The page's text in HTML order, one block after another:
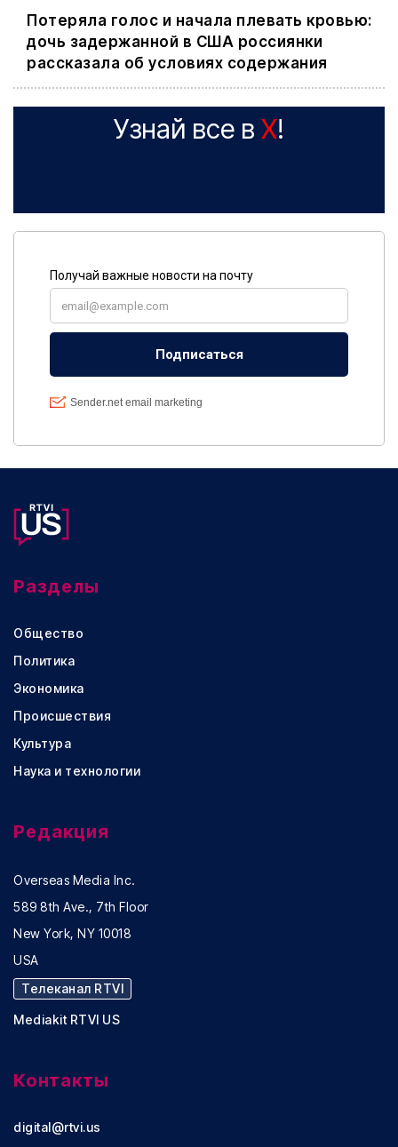
Потеряла голос и начала плевать кровью:
дочь задержанной в США россиянки
рассказала об условиях содержания
Узнай все в X!
Разделы
Общество
Политика
Экономика
Происшествия
Культура
Наука и технологии
Редакция
Overseas Media Inc.
589 8th Ave., 7th Floor
New York, NY 10018
USA
Телеканал RTVI
Mediakit RTVI US
Контакты
digital@rtvi.us